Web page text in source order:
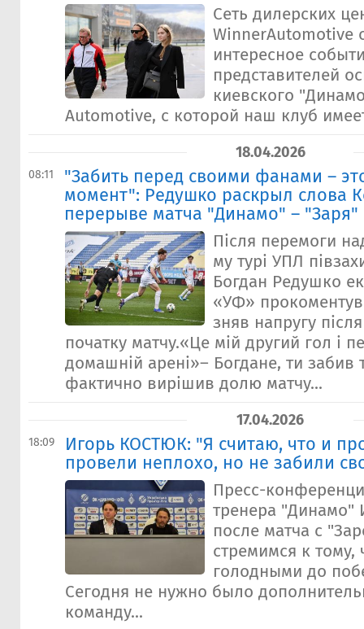
Сеть дилерских
WinnerAutomotive
интересное
представителей
киевского
Automotive, с которой наш клуб
18.04.2026
08:11
"Забить перед своими фанами –
момент": Редушко раскрыл слова
перерыве матча "Динамо" – "Заря"
Після перемоги
му турі УПЛ
Богдан Редушко
«УФ»
зняв напругу
початку матчу.«Це мій другий гол і
домашній арені»– Богдане, ти забив
фактично вирішив долю матчу...
17.04.2026
18:09
Игорь КОСТЮК: "Я считаю, что и
провели неплохо, но не забили
Пресс-
тренера "Динамо"
после матча с
стремимся к тому,
голодными до
Сегодня не нужно было
команду...